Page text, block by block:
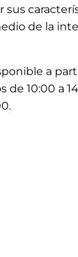
de la
a
de 10:00 a